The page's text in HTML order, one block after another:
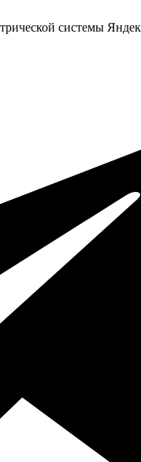
системы